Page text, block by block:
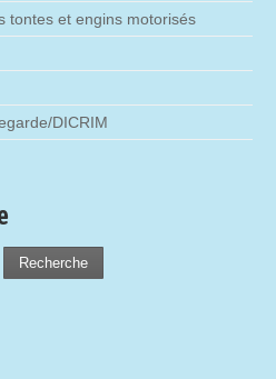
tontes et engins motorisés
DICRIM
Recherche